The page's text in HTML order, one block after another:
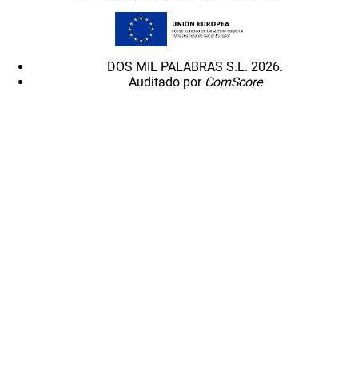
DOS MIL PALABRAS S.L. 2026.
Auditado por ComScore